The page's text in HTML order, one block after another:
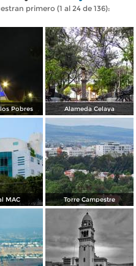
primero (1 al 24 de 136):
Pobres Alameda Celaya
MAC Torre Campestre